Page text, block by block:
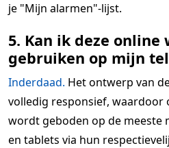
je "Mijn alarmen"-lijst.
5. Kan ik deze
gebruiken op mijn
Inderdaad. Het ontwerp van
volledig responsief,
wordt geboden op de meeste
en tablets via hun